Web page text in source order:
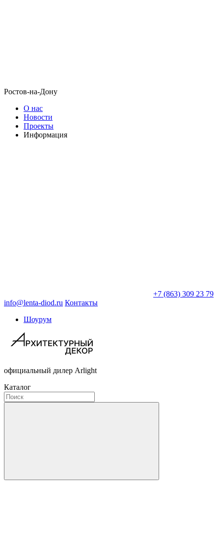
Ростов-на-Дону
О нас
Новости
Проекты
Информация
+7 (863) 309 23 79
info@lenta-diod.ru Контакты
Шоурум
официальный дилер Arlight
Каталог